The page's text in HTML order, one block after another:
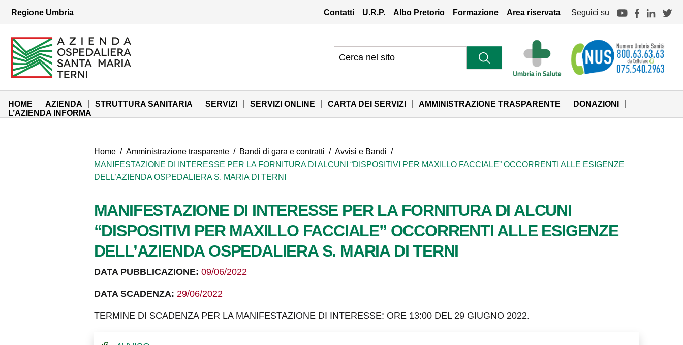
Vai al menu di navigazione
Regione Umbria Contatti U.R.P. Albo Pretorio Formazione Area riservata Seguici su
Azienda Ospedaliera Santa Maria di Terni
Sito Istituzionale
HOME AZIENDA STRUTTURA SANITARIA SERVIZI SERVIZI ONLINE CARTA DEI SERVIZI AMMINISTRAZIONE TRASPARENTE
DONAZIONI
L’AZIENDA INFORMA
Home / Amministrazione trasparente / Bandi di gara e contratti / Avvisi e Bandi /
MANIFESTAZIONE DI INTERESSE PER LA FORNITURA DI ALCUNI “DISPOSITIVI PER MAXILLO FACCIALE” OCCORRENTI ALLE ESIGENZE
DELL’AZIENDA OSPEDALIERA S. MARIA DI TERNI
MANIFESTAZIONE DI INTERESSE PER LA FORNITURA DI ALCUNI
“DISPOSITIVI PER MAXILLO FACCIALE” OCCORRENTI ALLE ESIGENZE
DELL’AZIENDA OSPEDALIERA S. MARIA DI TERNI
DATA PUBBLICAZIONE: 09/06/2022
DATA SCADENZA: 29/06/2022
TERMINE DI SCADENZA PER LA MANIFESTAZIONE DI INTERESSE: ORE 13:00 DEL 29 GIUGNO 2022.